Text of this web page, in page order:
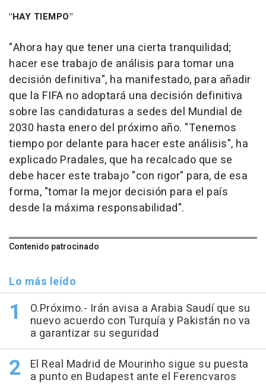
"HAY TIEMPO"
"Ahora hay que tener una cierta tranquilidad;
hacer ese trabajo de análisis para tomar una
decisión definitiva", ha manifestado, para añadir
que la FIFA no adoptará una decisión definitiva
sobre las candidaturas a sedes del Mundial de
2030 hasta enero del próximo año. "Tenemos
tiempo por delante para hacer este análisis", ha
explicado Pradales, que ha recalcado que se
debe hacer este trabajo "con rigor" para, de esa
forma, "tomar la mejor decisión para el país
desde la máxima responsabilidad".
Contenido patrocinado
Lo más leído
O.Próximo.- Irán avisa a Arabia Saudí que su
nuevo acuerdo con Turquía y Pakistán no va
a garantizar su seguridad
El Real Madrid de Mourinho sigue su puesta
a punto en Budapest ante el Ferencvaros